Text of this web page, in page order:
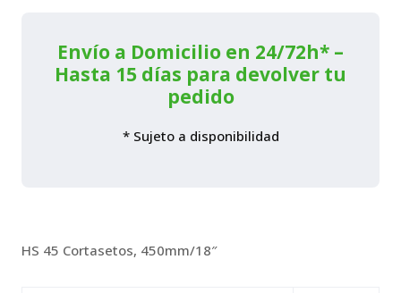
Envío a Domicilio en 24/72h* –
Hasta 15 días para devolver tu
pedido
* Sujeto a disponibilidad
HS 45 Cortasetos, 450mm/18″